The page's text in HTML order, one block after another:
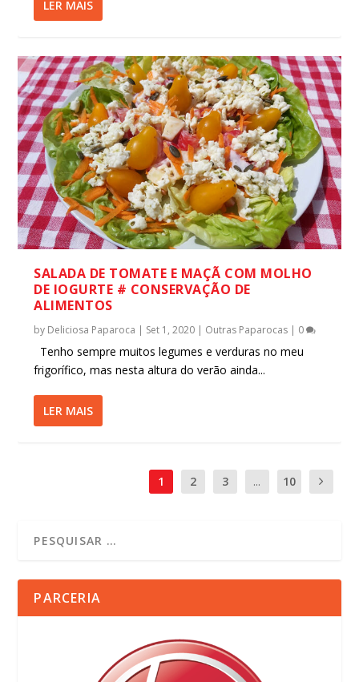
LER MAIS
SALADA DE TOMATE E MAÇÃ COM MOLHO
DE IOGURTE # CONSERVAÇÃO DE
ALIMENTOS
by Deliciosa Paparoca | Set 1, 2020 | Outras Paparocas | 0
Tenho sempre muitos legumes e verduras no meu
frigorífico, mas nesta altura do verão ainda...
LER MAIS
1 2 3 ... 10
PARCERIA